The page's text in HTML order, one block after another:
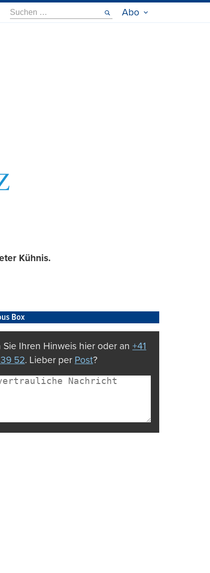
Suche
nach:
Abo
Kühnis.
Box
Sie Ihren Hinweis hier oder an +41
52. Lieber per Post?